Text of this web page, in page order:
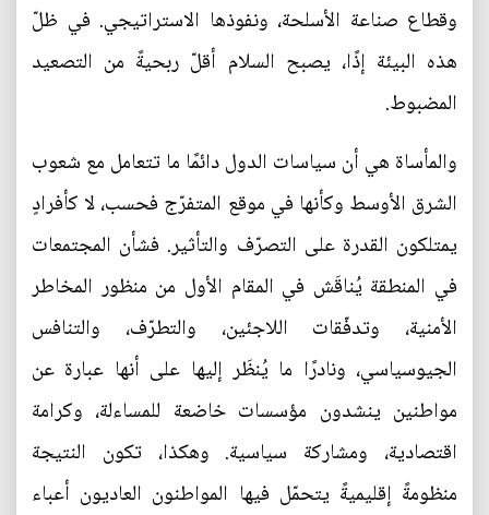
وقطاع صناعة الأسلحة، ونفوذها الاستراتيجي. في ظلّ
هذه البيئة إذًا، يصبح السلام أقلّ ربحيةً من التصعيد
المضبوط.
والمأساة هي أن سياسات الدول دائمًا ما تتعامل مع شعوب
الشرق الأوسط وكأنها في موقع المتفرّج فحسب، لا كأفرادٍ
يمتلكون القدرة على التصرّف والتأثير. فشأن المجتمعات
في المنطقة يُناقَش في المقام الأول من منظور المخاطر
الأمنية، وتدفّقات اللاجئين، والتطرّف، والتنافس
الجيوسياسي، ونادرًا ما يُنظَر إليها على أنها عبارة عن
مواطنين ينشدون مؤسسات خاضعة للمساءلة، وكرامة
اقتصادية، ومشاركة سياسية. وهكذا، تكون النتيجة
منظومةً إقليميةً يتحمّل فيها المواطنون العاديون أعباء